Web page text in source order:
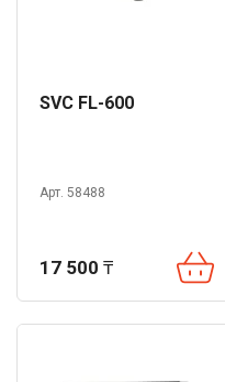
SVC FL-600
Арт. 58488
17 500 ₸